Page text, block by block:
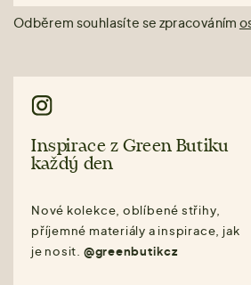
Odběrem souhlasíte se zpracováním
Inspirace z Green Butiku
každý den
Nové kolekce, oblíbené střihy,
příjemné materiály a inspirace, jak
je nosit. @greenbutikcz